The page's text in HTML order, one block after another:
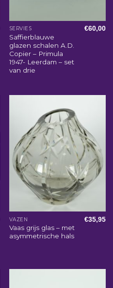
SERVIES
Saffierblauwe
glazen schalen A.D.
Copier – Primula
1947- Leerdam – set
van drie
€60,00
VAZEN
Vaas grijs glas – met
asymmetrische hals
€35,95